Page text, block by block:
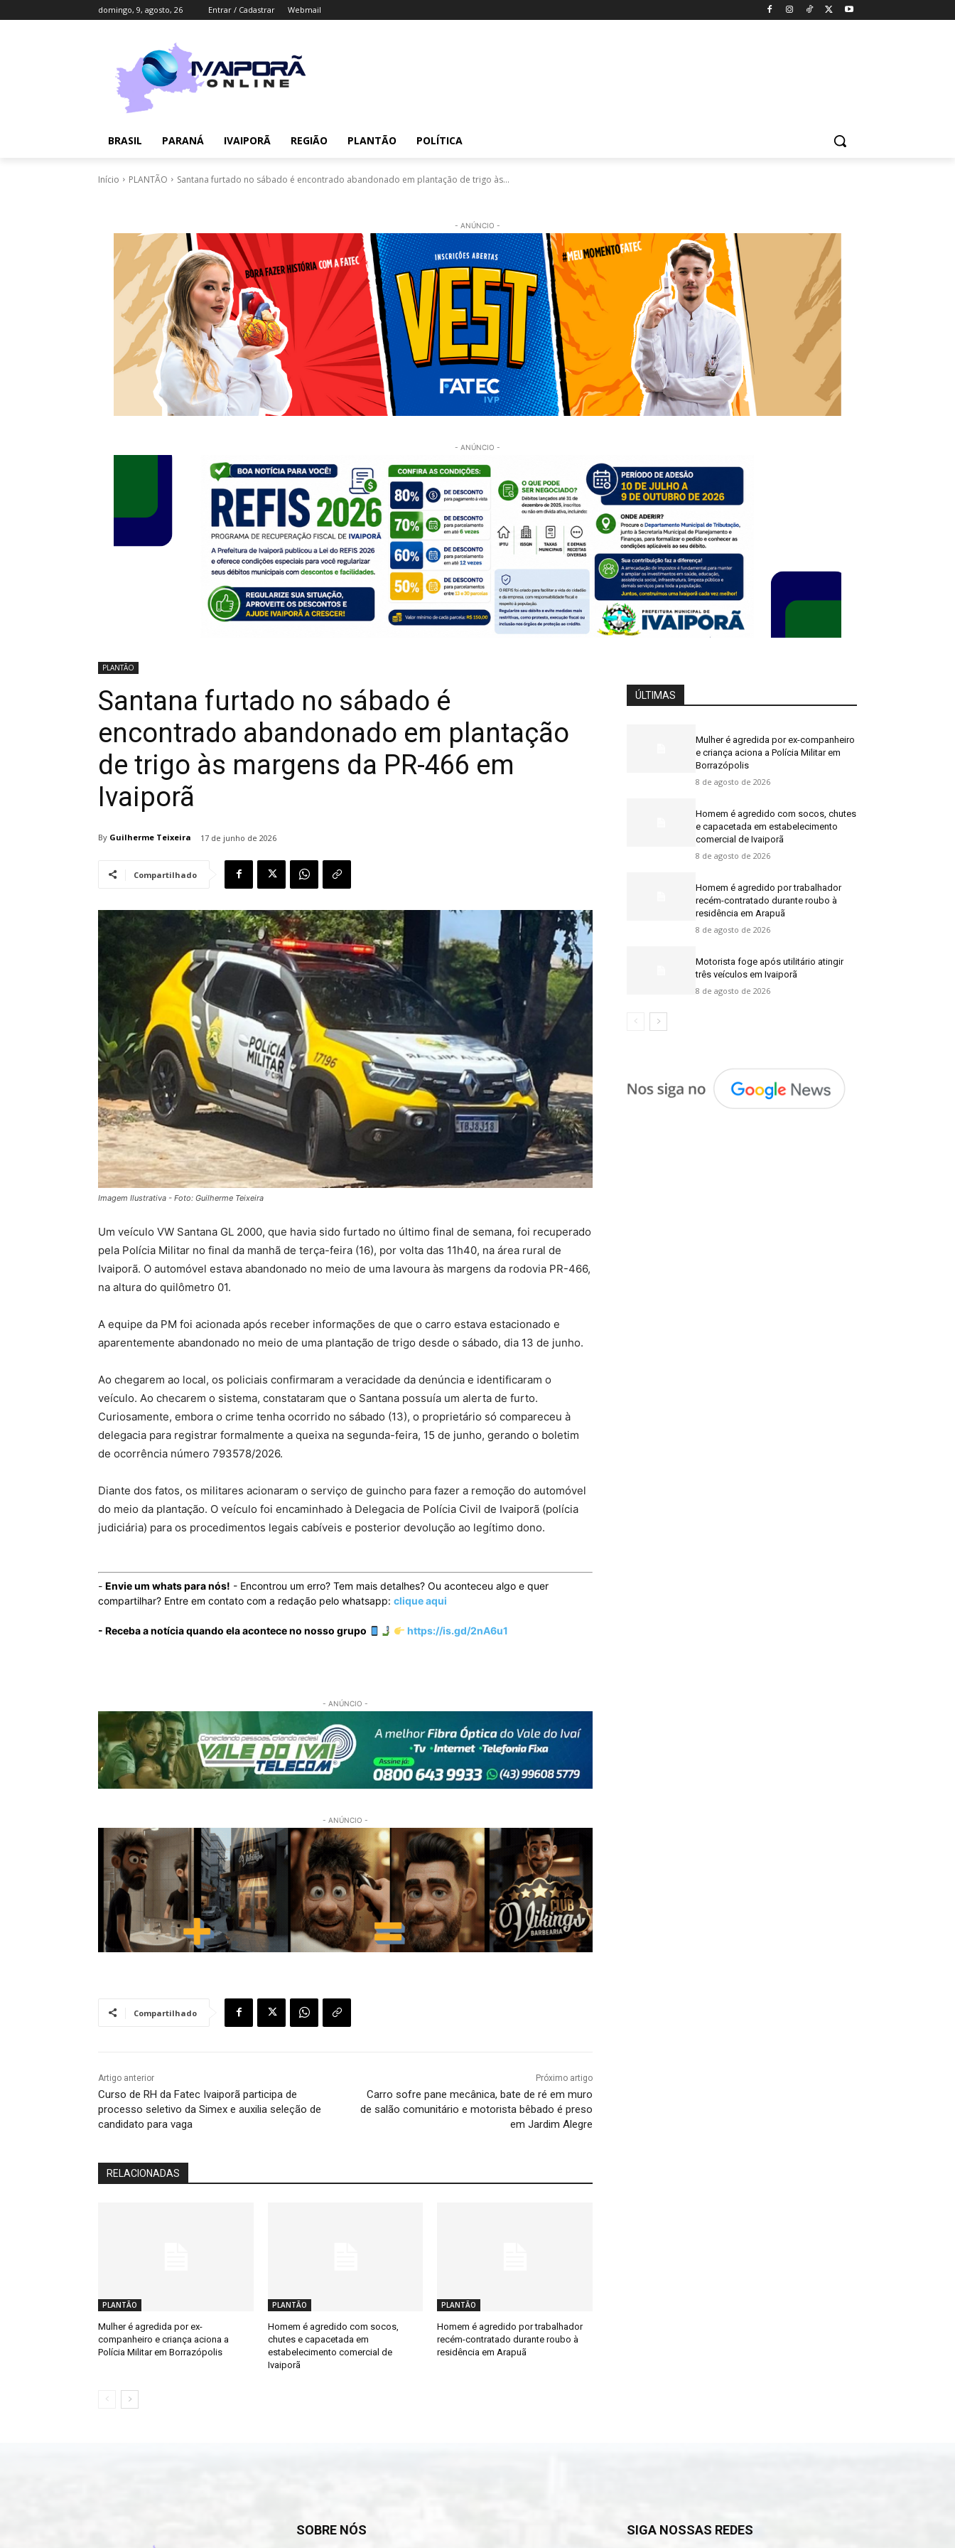
domingo, 9, agosto, 26 Entrar / Cadastrar Webmail
BRASIL PARANÁ IVAIPORÃ REGIÃO PLANTÃO POLÍTICA
Início PLANTÃO Santana furtado no sábado é encontrado abandonado em plantação de trigo às...
- ANÚNCIO -
- ANÚNCIO -
PLANTÃO
Santana furtado no sábado é
encontrado abandonado em plantação
de trigo às margens da PR-466 em
Ivaiporã
By Guilherme Teixeira 17 de junho de 2026
Compartilhado
Imagem Ilustrativa - Foto: Guilherme Teixeira
Um veículo VW Santana GL 2000, que havia sido furtado no último final de semana, foi recuperado
pela Polícia Militar no final da manhã de terça-feira (16), por volta das 11h40, na área rural de
Ivaiporã. O automóvel estava abandonado no meio de uma lavoura às margens da rodovia PR-466,
na altura do quilômetro 01.
A equipe da PM foi acionada após receber informações de que o carro estava estacionado e
aparentemente abandonado no meio de uma plantação de trigo desde o sábado, dia 13 de junho.
Ao chegarem ao local, os policiais confirmaram a veracidade da denúncia e identificaram o
veículo. Ao checarem o sistema, constataram que o Santana possuía um alerta de furto.
Curiosamente, embora o crime tenha ocorrido no sábado (13), o proprietário só compareceu à
delegacia para registrar formalmente a queixa na segunda-feira, 15 de junho, gerando o boletim
de ocorrência número 793578/2026.
Diante dos fatos, os militares acionaram o serviço de guincho para fazer a remoção do automóvel
do meio da plantação. O veículo foi encaminhado à Delegacia de Polícia Civil de Ivaiporã (polícia
judiciária) para os procedimentos legais cabíveis e posterior devolução ao legítimo dono.
- Envie um whats para nós! - Encontrou um erro? Tem mais detalhes? Ou aconteceu algo e quer
compartilhar? Entre em contato com a redação pelo whatsapp: clique aqui
- Receba a notícia quando ela acontece no nosso grupo https://is.gd/2nA6u1
- ANÚNCIO -
- ANÚNCIO -
Compartilhado
Artigo anterior
Curso de RH da Fatec Ivaiporã participa de
processo seletivo da Simex e auxilia seleção de
candidato para vaga
Próximo artigo
Carro sofre pane mecânica, bate de ré em muro
de salão comunitário e motorista bêbado é preso
em Jardim Alegre
RELACIONADAS
PLANTÃO
Mulher é agredida por ex-
companheiro e criança aciona a
Polícia Militar em Borrazópolis
PLANTÃO
Homem é agredido com socos,
chutes e capacetada em
estabelecimento comercial de
Ivaiporã
PLANTÃO
Homem é agredido por trabalhador
recém-contratado durante roubo à
residência em Arapuã
ÚLTIMAS
Mulher é agredida por ex-companheiro
e criança aciona a Polícia Militar em
Borrazópolis
8 de agosto de 2026
Homem é agredido com socos, chutes
e capacetada em estabelecimento
comercial de Ivaiporã
8 de agosto de 2026
Homem é agredido por trabalhador
recém-contratado durante roubo à
residência em Arapuã
8 de agosto de 2026
Motorista foge após utilitário atingir
três veículos em Ivaiporã
8 de agosto de 2026
SOBRE NÓS SIGA NOSSAS REDES